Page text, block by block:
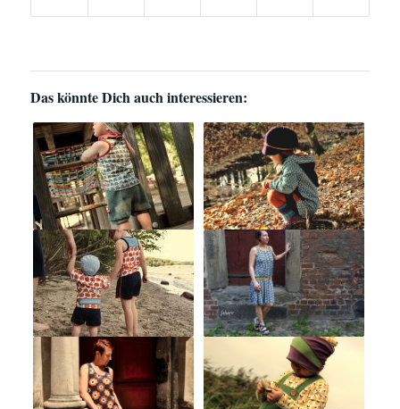
Das könnte Dich auch interessieren: